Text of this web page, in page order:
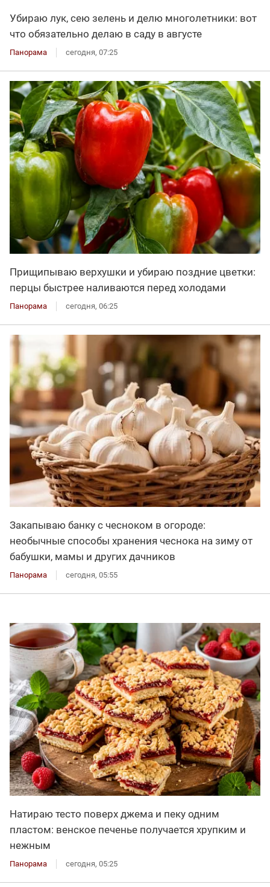
Убираю лук, сею зелень и делю многолетники: вот
что обязательно делаю в саду в августе
Панорама сегодня, 07:25
Прищипываю верхушки и убираю поздние цветки:
перцы быстрее наливаются перед холодами
Панорама сегодня, 06:25
Закапываю банку с чесноком в огороде:
необычные способы хранения чеснока на зиму от
бабушки, мамы и других дачников
Панорама сегодня, 05:55
Натираю тесто поверх джема и пеку одним
пластом: венское печенье получается хрупким и
нежным
Панорама сегодня, 05:25